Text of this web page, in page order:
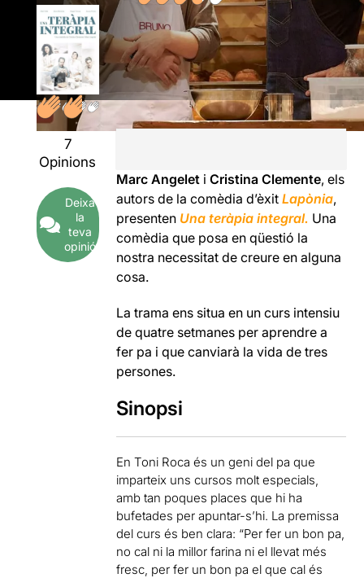
7
Opinions
Deixa
la
teva
opinió
Marc Angelet iCristina Clemente, els
autors de la comèdia d’èxitLapònia,
presenten Una teràpia integral. Una
comèdia que posa en qüestió la
nostra necessitat de creure en alguna
cosa.
La trama ens situa en un curs intensiu
de quatre setmanes per aprendre a
fer pa i que canviarà la vida de tres
persones.
Sinopsi
En Toni Roca és un geni del pa que
imparteix uns cursos molt especials,
amb tan poques places que hi ha
bufetades per apuntar-s’hi. La premissa
del curs és ben clara: “Per fer un bon pa,
no cal ni la millor farina ni el llevat més
fresc, per fer un bon pa el que cal és